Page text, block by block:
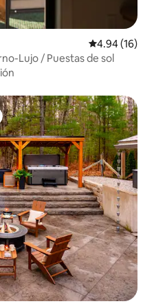
Calificación
4.94 (16)
Lujo / Puestas de sol